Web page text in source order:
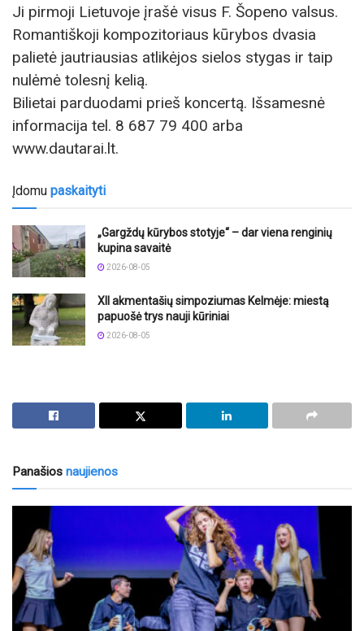
Ji pirmoji Lietuvoje įrašė visus F. Šopeno valsus.
Romantiškoji kompozitoriaus kūrybos dvasia
palietė jautriausias atlikėjos sielos stygas ir taip
nulėmė tolesnį kelią.
Bilietai parduodami prieš koncertą. Išsamesnė
informacija tel. 8 687 79 400 arba
www.dautarai.lt.
Įdomu paskaityti
„Gargždų kūrybos stotyje“ – dar viena renginių
kupina savaitė
2026-08-05
XII akmentašių simpoziumas Kelmėje: miestą
papuošė trys nauji kūriniai
2026-08-05
Panašios naujienos